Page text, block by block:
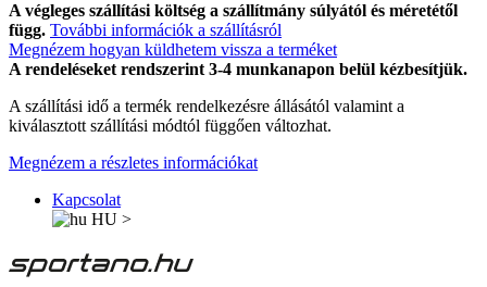
A végleges szállítási költség a szállítmány súlyától és méretétől
függ. További információk a szállításról
Megnézem hogyan küldhetem vissza a terméket
A rendeléseket rendszerint 3-4 munkanapon belül kézbesítjük.
A szállítási idő a termék rendelkezésre állásától valamint a
kiválasztott szállítási módtól függően változhat.
Megnézem a részletes információkat
Kapcsolat
HU >